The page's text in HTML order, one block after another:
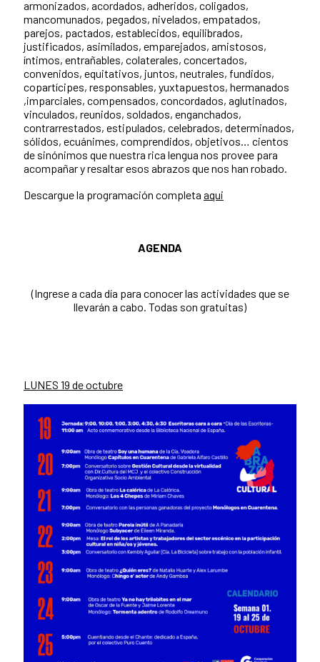
armonizados, acordados, adheridos, coligados,
mancomunados, pegados, nivelados, empatados,
parejos, pactados, establecidos, equilibrados,
justificados, asimilados, emparejados, amistosos,
íntimos, entrañables, colaterales, concertados,
convenidos, equitativos, juntos, neutrales, fundidos,
copartícipes, responsables, yuxtapuestos, hermanados
,imparciales, compensados, concordados, aglutinados,
vinculados, reunidos, soldados, enganchados,
contrarrestados, estipulados, celebrados, determinados,
sólidos, ecuánimes, comprendidos, objetivos… cientos
de sinónimos que nuestra rica lengua nos provee para
acompañar y resaltar esos abrazos que nos han robado.
Descargue la programación completa aqui
AGENDA
(Ingrese a cada día para conocer las actividades que se
llevarán a cabo. Todas son gratuitas)
LUNES 19 de octubre